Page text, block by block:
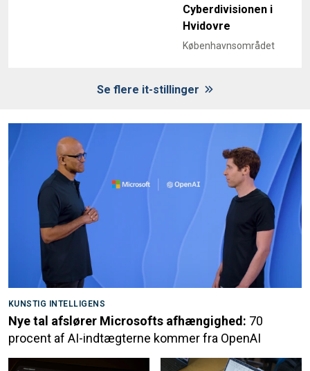
Cyberdivisionen i
Hvidovre
Københavnsområdet
Se flere it-stillinger
KUNSTIG INTELLIGENS
Nye tal afslører Microsofts afhængighed: 70
procent af AI-indtægterne kommer fra OpenAI